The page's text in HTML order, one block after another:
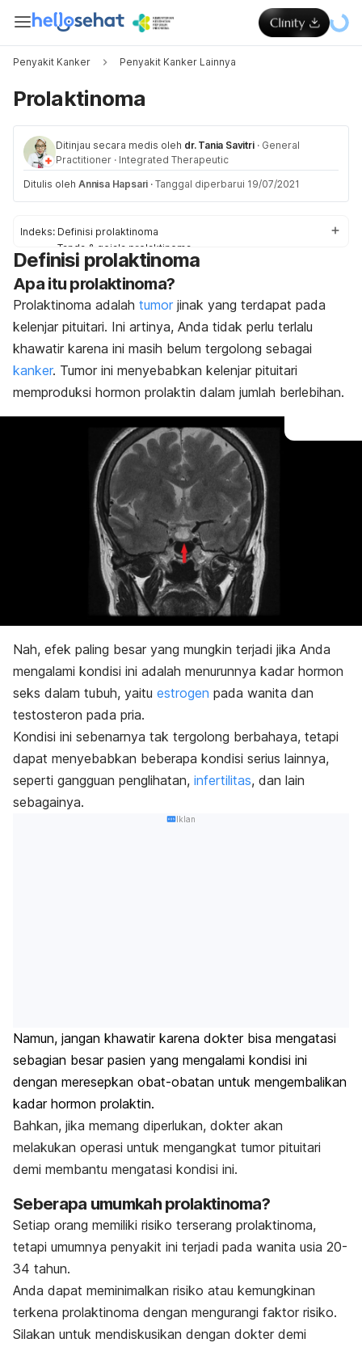
Penyakit Kanker Penyakit Kanker Lainnya
Prolaktinoma
Ditinjau secara medis oleh dr. Tania Savitri · General
Practitioner · Integrated Therapeutic
Ditulis oleh Annisa Hapsari · Tanggal diperbarui 19/07/2021
Indeks: Definisi prolaktinoma
Tanda & gejala prolaktinoma
Penyebab prolaktinoma
Faktor risiko prolaktinoma
Diagnosis & pengobatan untuk prolaktinoma
Pengobatan prolaktinoma di rumah
Definisi prolaktinoma
Apa itu prolaktinoma?
Prolaktinoma adalah tumor jinak yang terdapat pada
kelenjar pituitari. Ini artinya, Anda tidak perlu terlalu
khawatir karena ini masih belum tergolong sebagai
kanker. Tumor ini menyebabkan kelenjar pituitari
memproduksi hormon prolaktin dalam jumlah berlebihan.
Nah, efek paling besar yang mungkin terjadi jika Anda
mengalami kondisi ini adalah menurunnya kadar hormon
seks dalam tubuh, yaitu estrogen pada wanita dan
testosteron pada pria.
Kondisi ini sebenarnya tak tergolong berbahaya, tetapi
dapat menyebabkan beberapa kondisi serius lainnya,
seperti gangguan penglihatan, infertilitas, dan lain
sebagainya.
Iklan
Namun, jangan khawatir karena dokter bisa mengatasi
sebagian besar pasien yang mengalami kondisi ini
dengan meresepkan obat-obatan untuk mengembalikan
kadar hormon prolaktin.
Bahkan, jika memang diperlukan, dokter akan
melakukan operasi untuk mengangkat tumor pituitari
demi membantu mengatasi kondisi ini.
Seberapa umumkah prolaktinoma?
Setiap orang memiliki risiko terserang prolaktinoma,
tetapi umumnya penyakit ini terjadi pada wanita usia 20-
34 tahun.
Anda dapat meminimalkan risiko atau kemungkinan
terkena prolaktinoma dengan mengurangi faktor risiko.
Silakan untuk mendiskusikan dengan dokter demi